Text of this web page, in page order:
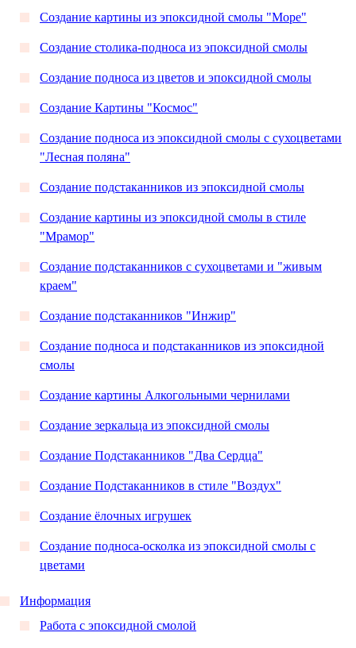
Создание картины из эпоксидной смолы "Море"
Создание столика-подноса из эпоксидной смолы
Создание подноса из цветов и эпоксидной смолы
Создание Картины "Космос"
Создание подноса из эпоксидной смолы с сухоцветами
"Лесная поляна"
Создание подстаканников из эпоксидной смолы
Создание картины из эпоксидной смолы в стиле
"Мрамор"
Создание подстаканников с сухоцветами и "живым
краем"
Создание подстаканников "Инжир"
Создание подноса и подстаканников из эпоксидной
смолы
Создание картины Алкогольными чернилами
Создание зеркальца из эпоксидной смолы
Создание Подстаканников "Два Сердца"
Создание Подстаканников в стиле "Воздух"
Создание ёлочных игрушек
Создание подноса-осколка из эпоксидной смолы с
цветами
Информация
Работа с эпоксидной смолой